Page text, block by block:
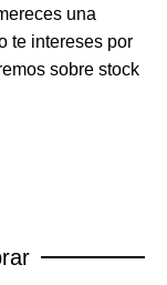
una
te intereses por
sobre stock